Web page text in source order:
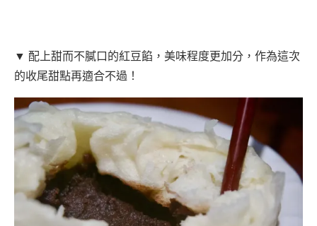
▼ 配上甜而不膩口的紅豆餡，美味程度更加分，作為這次
的收尾甜點再適合不過！